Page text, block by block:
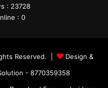
: 23728
: 0
Reserved. |
Design &
- 8770359358